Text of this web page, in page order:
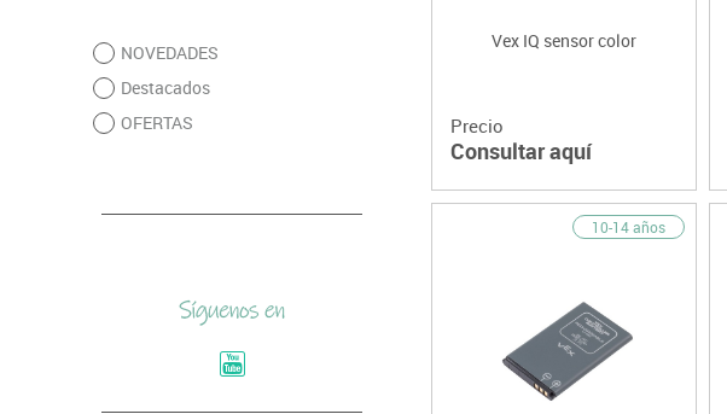
NOVEDADES
Destacados
OFERTAS
Vex IQ sensor color
Precio
Consultar aquí
10-14 años